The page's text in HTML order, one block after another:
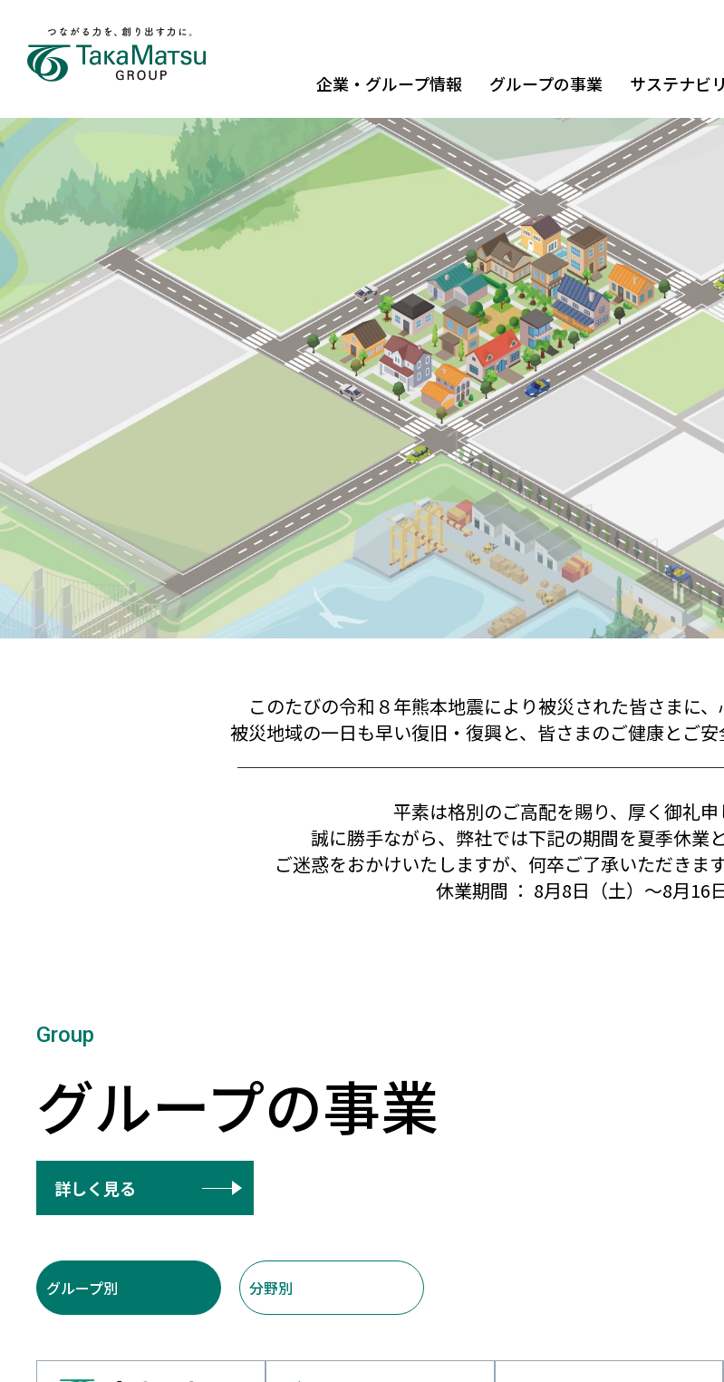
企業・グループ情報 グループの事業 サステナビ
SEARCH社長メッセージ 基本理念
歴史と沿革
企業概要
環境における取組み コーポレートガバナンス
中期経営計画 業績ハイライト（損益状況） IR資料室
株主優待
コーポレートガバナンス IRカレンダー
株主還元
このたびの令和８年熊本地震により被災された皆さまに、
被災地域の一日も早い復旧・復興と、皆さまのご健康とご安
平素は格別のご高配を賜り、厚く御礼申
誠に勝手ながら、弊社では下記の期間を夏季休業
ご迷惑をおかけいたしますが、何卒ご了承いただきま
休業期間 ： 8月8日（土）～8月16日
グループの事業
詳しく見る
グループ別 分野別